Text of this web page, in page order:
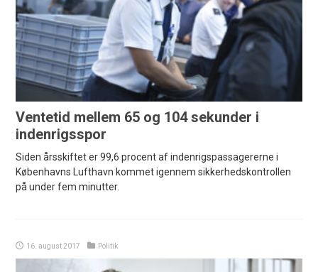
Ventetid mellem 65 og 104 sekunder i
indenrigsspor
Siden årsskiftet er 99,6 procent af indenrigspassagererne i
Københavns Lufthavn kommet igennem sikkerhedskontrollen
på under fem minutter.
16. august 2017 Politik